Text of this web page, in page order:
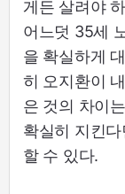
게든 살려야
어느덧 35세
을 확실하게
히 오지환이
은 것의 차이
확실히 지킨
할 수 있다.